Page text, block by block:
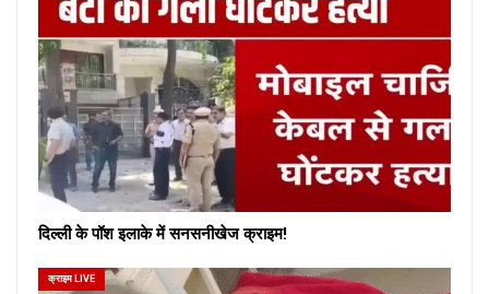
दिल्ली के पॉश इलाके में सनसनीखेज क्राइम!
क्राइम LIVE